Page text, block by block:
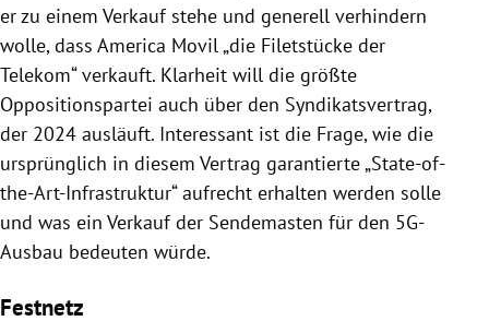
er zu einem Verkauf stehe und generell verhindern
wolle, dass America Movil „die Filetstücke der
Telekom“ verkauft. Klarheit will die größte
Oppositionspartei auch über den Syndikatsvertrag,
der 2024 ausläuft. Interessant ist die Frage, wie die
ursprünglich in diesem Vertrag garantierte „State-of-
the-Art-Infrastruktur“ aufrecht erhalten werden solle
und was ein Verkauf der Sendemasten für den 5G-
Ausbau bedeuten würde.
Festnetz